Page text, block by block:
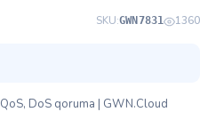
SKU:GWN7831 1360
DoS qoruma | GWN.Cloud